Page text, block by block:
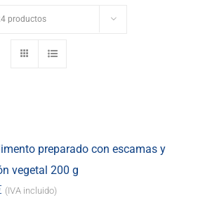
productos
preparado con escamas y
vegetal 200 g
(IVA incluido)